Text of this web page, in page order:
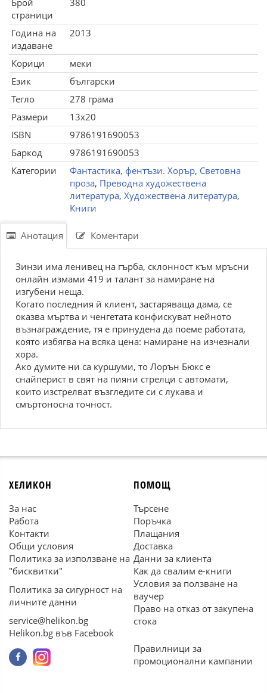
Брой
страници
380
Година на
издаване
2013
Корици
меки
Език
български
Тегло
278 грама
Размери
13x20
ISBN
9786191690053
Баркод
9786191690053
Категории
Фантастика, фентъзи. Хорър, Световна
проза, Преводна художествена
литература, Художествена литература,
Книги
Анотация Коментари
Зинзи има ленивец на гърба, склонност към мръсни
онлайн измами 419 и талант за намиране на
изгубени неща.
Когато последния й клиент, застаряваща дама, се
оказва мъртва и ченгетата конфискуват нейното
възнаграждение, тя е принудена да поеме работата,
която избягва на всяка цена: намиране на изчезнали
хора.
Ако думите ни са куршуми, то Лорън Бюкс е
снайперист в свят на пияни стрелци с автомати,
които изстрелват възгледите си с лукава и
смъртоносна точност.
ХЕЛИКОН
За нас
Работа
Контакти
Общи условия
Политика за използване на
"бисквитки"
Политика за сигурност на
личните данни
service@helikon.bg
Helikon.bg във Facebook
ПОМОЩ
Търсене
Поръчка
Плащания
Доставка
Данни за клиента
Как да свалим е-книги
Условия за ползване на
ваучер
Право на отказ от закупена
стока
Правилници за
промоционални кампании